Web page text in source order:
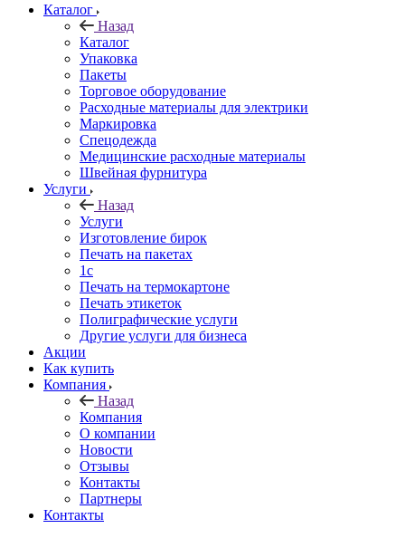
Каталог
Назад
Каталог
Упаковка
Пакеты
Торговое оборудование
Расходные материалы для электрики
Маркировка
Спецодежда
Медицинские расходные материалы
Швейная фурнитура
Услуги
Назад
Услуги
Изготовление бирок
Печать на пакетах
1c
Печать на термокартоне
Печать этикеток
Полиграфические услуги
Другие услуги для бизнеса
Акции
Как купить
Компания
Назад
Компания
О компании
Новости
Отзывы
Контакты
Партнеры
Контакты